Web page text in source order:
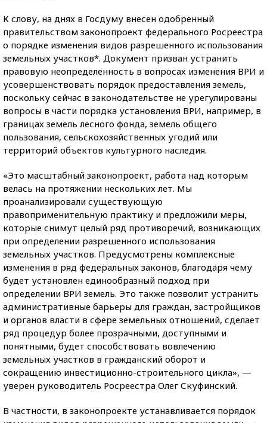
К слову, на днях в Госдуму внесен одобренный
правительством законопроект федерального Росреестра
о порядке изменения видов разрешенного использования
земельных участков*. Документ призван устранить
правовую неопределенность в вопросах изменения ВРИ и
усовершенствовать порядок предоставления земель,
поскольку сейчас в законодательстве не урегулированы
вопросы в части порядка установления ВРИ, например, в
границах земель лесного фонда, земель общего
пользования, сельскохозяйственных угодий или
территорий объектов культурного наследия.
«Это масштабный законопроект, работа над которым
велась на протяжении нескольких лет. Мы
проанализировали существующую
правоприменительную практику и предложили меры,
которые снимут целый ряд противоречий, возникающих
при определении разрешенного использования
земельных участков. Предусмотрены комплексные
изменения в ряд федеральных законов, благодаря чему
будет установлен единообразный подход при
определении ВРИ земель. Это также позволит устранить
административные барьеры для граждан, застройщиков
и органов власти в сфере земельных отношений, сделает
ряд процедур более прозрачными, доступными и
понятными, будет способствовать вовлечению
земельных участков в гражданский оборот и
сокращению инвестиционно-строительного цикла», —
уверен руководитель Росреестра Олег Скуфинский.
В частности, в законопроекте устанавливается порядок